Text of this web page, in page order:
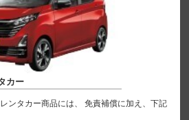
カー
ンタカー商品には、 免責補償に加え、下記